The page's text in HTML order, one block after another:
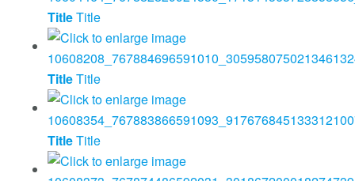
TitleTitle
TitleTitle
TitleTitle